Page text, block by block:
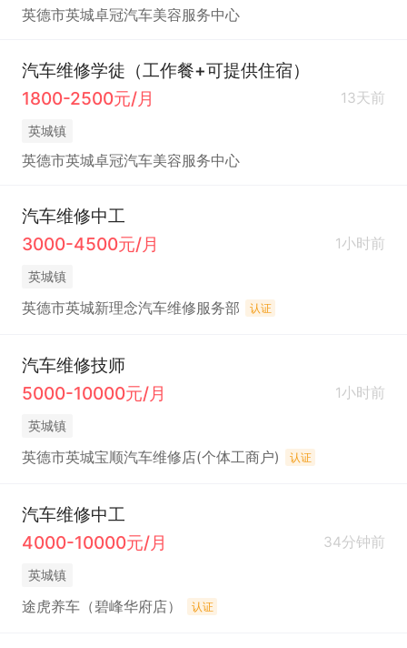
英德市英城卓冠汽车美容服务中心
汽车维修学徒（工作餐+可提供住宿）
1800-2500元/月
13天前
英城镇
英德市英城卓冠汽车美容服务中心
汽车维修中工
3000-4500元/月
1小时前
英城镇
英德市英城新理念汽车维修服务部 认证
汽车维修技师
5000-10000元/月
1小时前
英城镇
英德市英城宝顺汽车维修店(个体工商户) 认证
汽车维修中工
4000-10000元/月
34分钟前
英城镇
途虎养车（碧峰华府店） 认证